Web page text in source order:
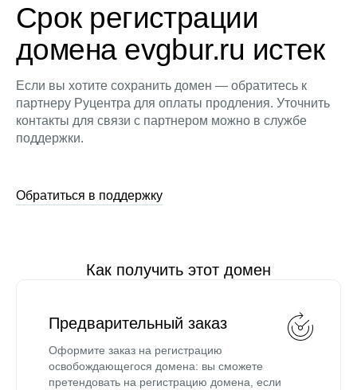
Срок регистрации
домена evgbur.ru истек
Если вы хотите сохранить домен — обратитесь к
партнеру Руцентра для оплаты продления. Уточнить
контакты для связи с партнером можно в службе
поддержки.
Обратиться в поддержку
Как получить этот домен
Предварительный заказ
Оформите заказ на регистрацию
освобождающегося домена: вы сможете
претендовать на регистрацию домена, если